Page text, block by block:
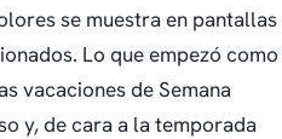
se muestra en pantallas
Lo que empezó como
vacaciones de Semana
y, de cara a la temporada